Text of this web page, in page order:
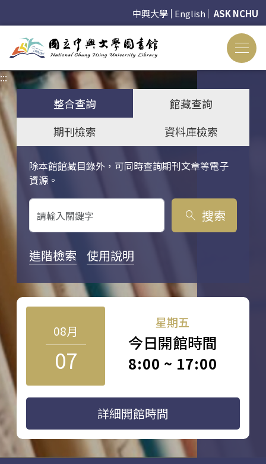
中興大學 English ASK NCHU
:::
整合查詢
館藏查詢
期刊檢索
資料庫檢索
除本館館藏目錄外，可同時查詢期刊文章等電子
資源。
關鍵字搜尋
search 搜索
進階檢索 使用說明
08月
07
星期五
今日開館時間
8:00 ~ 17:00
詳細開館時間